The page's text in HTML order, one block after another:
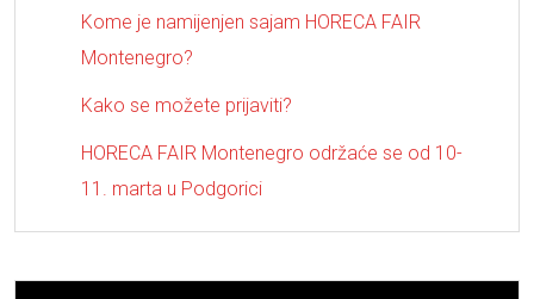
Kome je namijenjen sajam HORECA FAIR
Montenegro?
Kako se možete prijaviti?
HORECA FAIR Montenegro održaće se od 10-
11. marta u Podgorici